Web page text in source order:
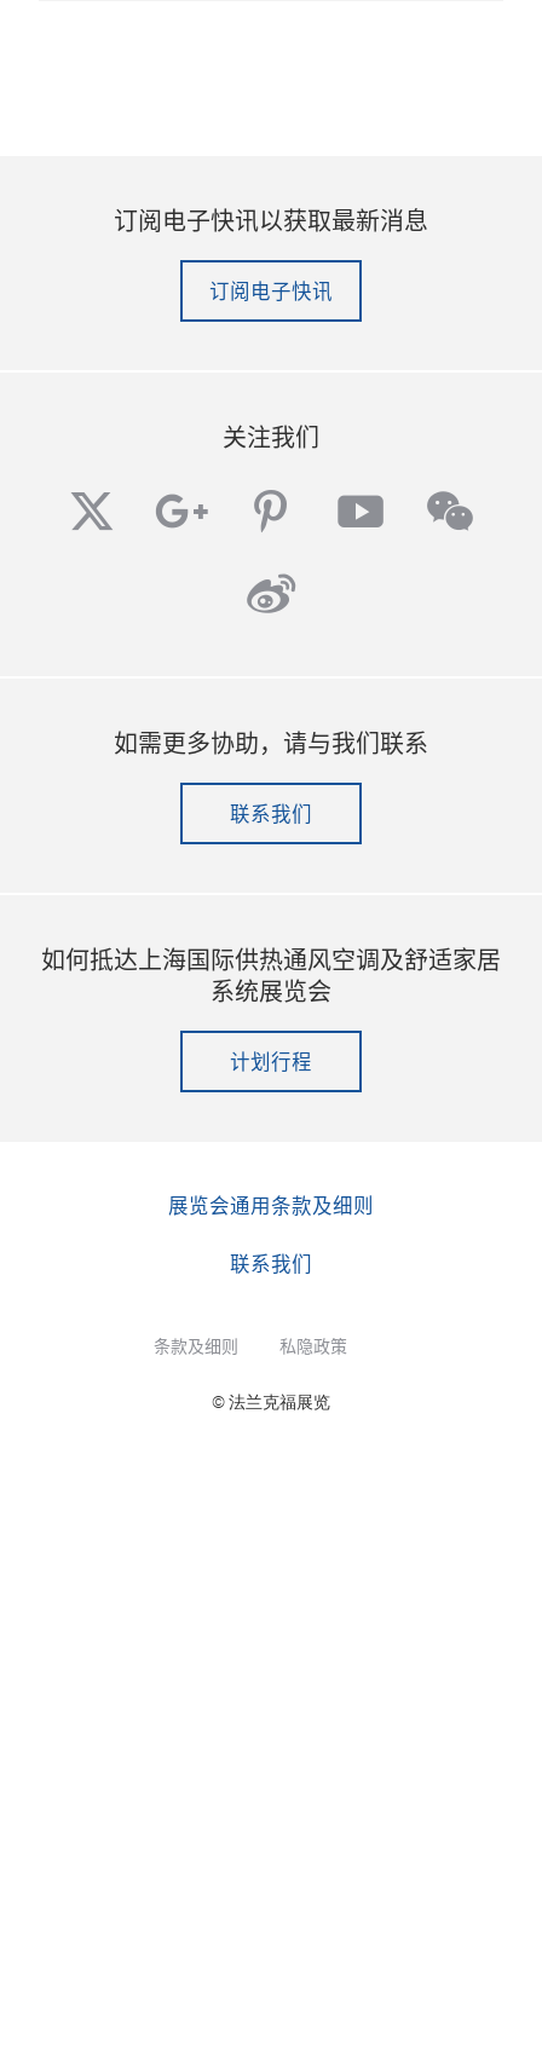
订阅电子快讯以获取最新消息
订阅电子快讯
关注我们
twittergoogleplus
pinterest
youtube
weibo
如需更多协助，请与我们联系
联系我们
如何抵达上海国际供热通风空调及舒适家居
系统展览会
计划行程
展览会通用条款及细则
联系我们
条款及细则 私隐政策
© 法兰克福展览